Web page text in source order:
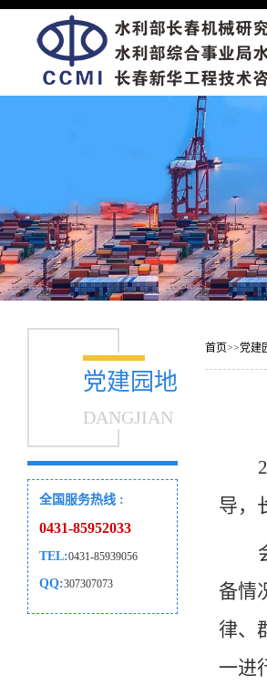
党建园地
DANGJIAN
全国服务热线 :
0431-85952033
TEL:0431-85939056
QQ:307307073
首页>>党建
2
导，
备情
律、
一进